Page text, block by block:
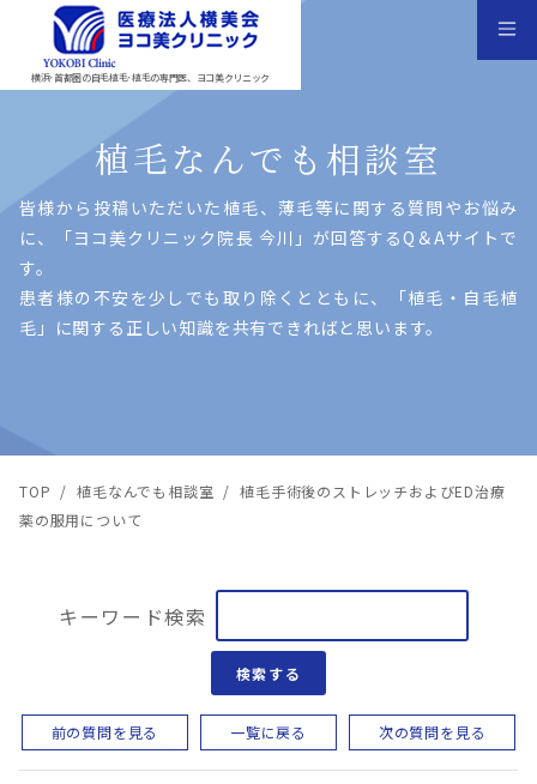
横浜･首都圏の自毛植毛･植毛の専門医、ヨコ美クリニック
植毛なんでも相談室
皆様から投稿いただいた植⽑、薄⽑等に関する質問やお悩み
に、「ヨコ美クリニック院⻑ 今川」が回答するQ＆Aサイトで
す。
患者様の不安を少しでも取り除くとともに、「植⽑・⾃⽑植
⽑」に関する正しい知識を共有できればと思います。
TOP / 植毛なんでも相談室 / 植毛手術後のストレッチおよびED治療
薬の服用について
キーワード検索
検索する
前の質問を見る 一覧に戻る 次の質問を見る